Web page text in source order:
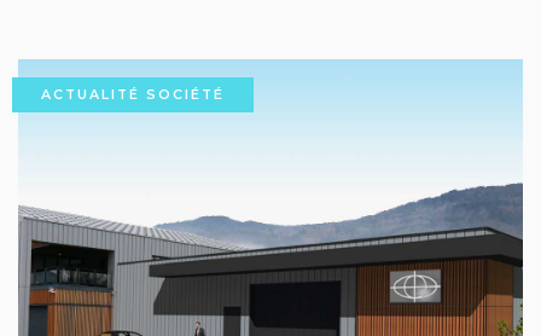
ACTUALITÉ SOCIÉTÉ